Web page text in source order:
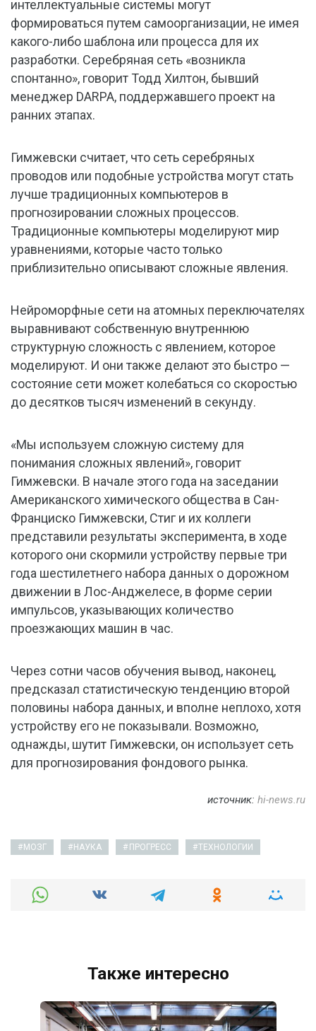
интеллектуальные системы могут
формироваться путем самоорганизации, не имея
какого-либо шаблона или процесса для их
разработки. Серебряная сеть «возникла
спонтанно», говорит Тодд Хилтон, бывший
менеджер DARPA, поддержавшего проект на
ранних этапах.
Гимжевски считает, что сеть серебряных
проводов или подобные устройства могут стать
лучше традиционных компьютеров в
прогнозировании сложных процессов.
Традиционные компьютеры моделируют мир
уравнениями, которые часто только
приблизительно описывают сложные явления.
Нейроморфные сети на атомных переключателях
выравнивают собственную внутреннюю
структурную сложность с явлением, которое
моделируют. И они также делают это быстро —
состояние сети может колебаться со скоростью
до десятков тысяч изменений в секунду.
«Мы используем сложную систему для
понимания сложных явлений», говорит
Гимжевски. В начале этого года на заседании
Американского химического общества в Сан-
Франциско Гимжевски, Стиг и их коллеги
представили результаты эксперимента, в ходе
которого они скормили устройству первые три
года шестилетнего набора данных о дорожном
движении в Лос-Анджелесе, в форме серии
импульсов, указывающих количество
проезжающих машин в час.
Через сотни часов обучения вывод, наконец,
предсказал статистическую тенденцию второй
половины набора данных, и вполне неплохо, хотя
устройству его не показывали. Возможно,
однажды, шутит Гимжевски, он использует сеть
для прогнозирования фондового рынка.
источник: hi-news.ru
МОЗГ НАУКА ПРОГРЕСС ТЕХНОЛОГИИ
Также интересно